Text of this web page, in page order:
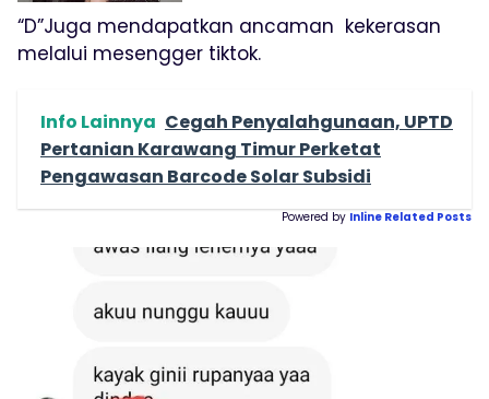
“D”Juga mendapatkan ancaman kekerasan
melalui mesengger tiktok.
Info Lainnya Cegah Penyalahgunaan, UPTD
Pertanian Karawang Timur Perketat
Pengawasan Barcode Solar Subsidi
Powered by Inline Related Posts